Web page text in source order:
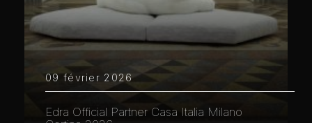
09 février 2026
Edra Official Partner Casa Italia Milano